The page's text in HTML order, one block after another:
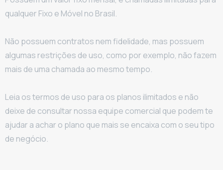
qualquer Fixo e Móvel no Brasil.
Não possuem contratos nem fidelidade, mas possuem
algumas restrições de uso, como por exemplo, não fazem
mais de uma chamada ao mesmo tempo.
Leia os termos de uso para os planos ilimitados e não
deixe de consultar nossa equipe comercial que podem te
ajudar a achar o plano que mais se encaixa com o seu tipo
de negócio.